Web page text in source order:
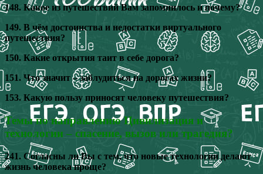
148. Какое из путешествий Вам запомнилось и почему?
149. В чём достоинства и недостатки виртуального
путешествия?
150. Какие открытия таит в себе дорога?
151. Что значит – заблудиться на дорогах жизни?
153. Какую пользу приносят человеку путешествия?
Темы по направлениюЦивилизация и
технологии – спасение, вызов или трагедия?
241. Согласны ли Вы с тем, что новые технологии делают
жизнь человека проще?